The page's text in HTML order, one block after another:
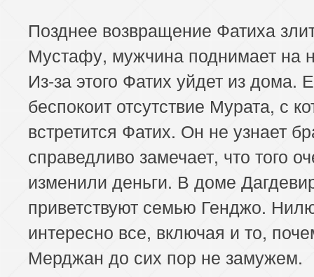
161 серия
162 серия
165 серия
166 серия 167 серия
169 серия
170 серия 171 серия
173 серия
174 серия 175 серия
177 серия
178 серия 179 серия
181 серия
182 серия 183 серия
185 серия
186 серия 187 серия
Позднее возвращение Фатиха
Мустафу, мужчина поднимает на
Из-за этого Фатих уйдет из дома.
беспокоит отсутствие Мурата, с
встретится Фатих. Он не узнает
справедливо замечает, что того
изменили деньги. В доме
приветствуют семью Генджо.
интересно все, включая и то,
Мерджан до сих пор не замужем.